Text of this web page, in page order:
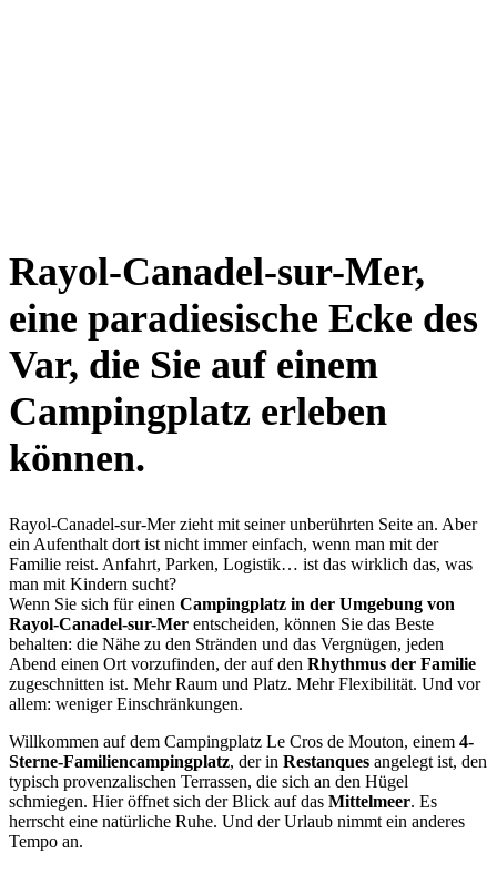
Rayol-Canadel-sur-Mer,
eine paradiesische Ecke des
Var, die Sie auf einem
Campingplatz erleben
können.
Rayol-Canadel-sur-Mer zieht mit seiner unberührten Seite an. Aber
ein Aufenthalt dort ist nicht immer einfach, wenn man mit der
Familie reist. Anfahrt, Parken, Logistik… ist das wirklich das, was
man mit Kindern sucht?
Wenn Sie sich für einen Campingplatz in der Umgebung von
Rayol-Canadel-sur-Mer entscheiden, können Sie das Beste
behalten: die Nähe zu den Stränden und das Vergnügen, jeden
Abend einen Ort vorzufinden, der auf den Rhythmus der Familie
zugeschnitten ist. Mehr Raum und Platz. Mehr Flexibilität. Und vor
allem: weniger Einschränkungen.
Willkommen auf dem Campingplatz Le Cros de Mouton, einem 4-
Sterne-Familiencampingplatz, der in Restanques angelegt ist, den
typisch provenzalischen Terrassen, die sich an den Hügel
schmiegen. Hier öffnet sich der Blick auf das Mittelmeer. Es
herrscht eine natürliche Ruhe. Und der Urlaub nimmt ein anderes
Tempo an.